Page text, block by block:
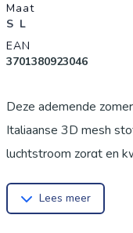
Maat
S L
EAN
3701380923046
Deze ademende
Italiaanse 3D mesh
luchtstroom zorgt en
Lees meer